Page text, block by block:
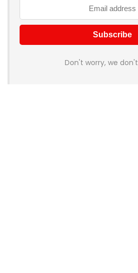
Don't worry, we